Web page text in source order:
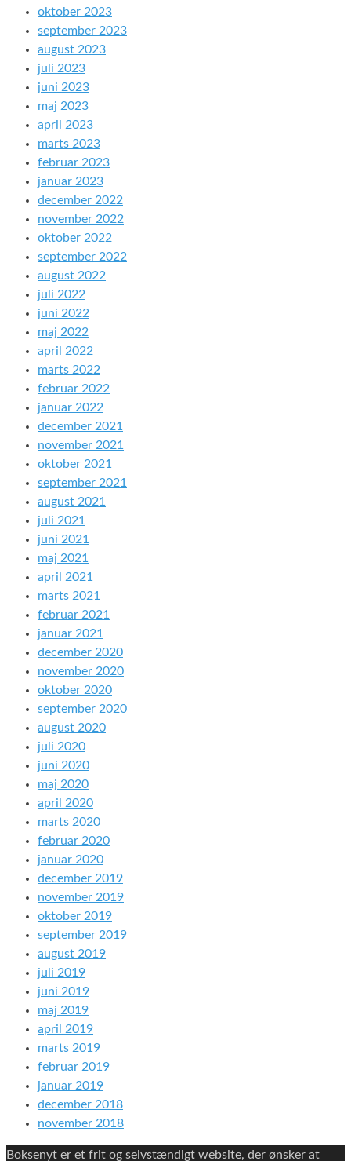
oktober 2023
september 2023
august 2023
juli 2023
juni 2023
maj 2023
april 2023
marts 2023
februar 2023
januar 2023
december 2022
november 2022
oktober 2022
september 2022
august 2022
juli 2022
juni 2022
maj 2022
april 2022
marts 2022
februar 2022
januar 2022
december 2021
november 2021
oktober 2021
september 2021
august 2021
juli 2021
juni 2021
maj 2021
april 2021
marts 2021
februar 2021
januar 2021
december 2020
november 2020
oktober 2020
september 2020
august 2020
juli 2020
juni 2020
maj 2020
april 2020
marts 2020
februar 2020
januar 2020
december 2019
november 2019
oktober 2019
september 2019
august 2019
juli 2019
juni 2019
maj 2019
april 2019
marts 2019
februar 2019
januar 2019
december 2018
november 2018
Boksenyt er et frit og selvstændigt website, der ønsker at